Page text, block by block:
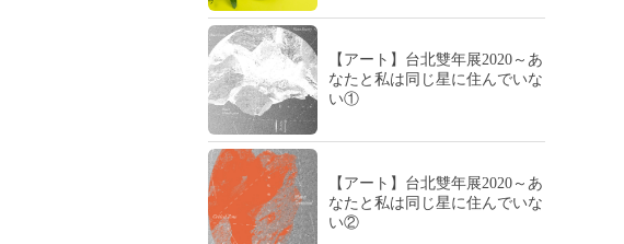
【アート】台北雙年展2020～あ
なたと私は同じ星に住んでいな
い①
【アート】台北雙年展2020～あ
なたと私は同じ星に住んでいな
い②